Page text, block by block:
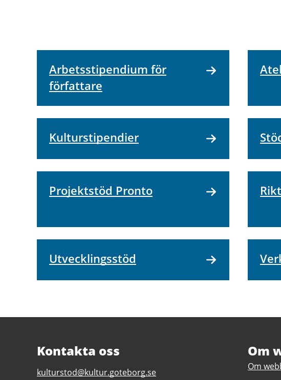
Arbetsstipendium för
författare
Kulturstipendier
Projektstöd Pronto
Utvecklingsstöd
Kontakta oss
E-
kulturstod@kultur.goteborg.se
Om
Om